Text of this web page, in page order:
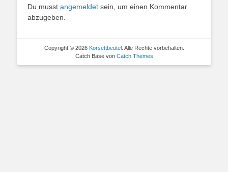
Du musst angemeldet sein, um einen Kommentar
abzugeben.
Copyright © 2026 Korsettbeutel. Alle Rechte vorbehalten.
Catch Base von Catch Themes